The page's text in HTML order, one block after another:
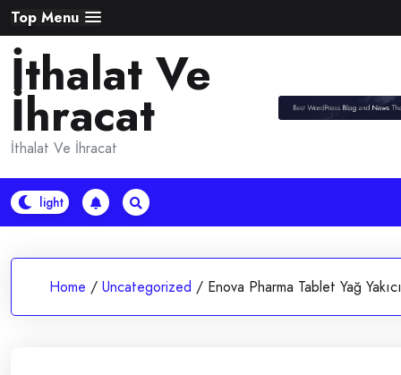
Skip
to
content
Top Menu
İthalat Ve
İhracat
İthalat Ve İhracat
Home / Uncategorized / Enova Pharma Tablet Yağ